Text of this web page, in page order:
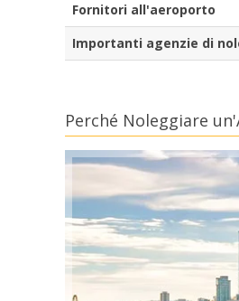
Fornitori all'aeroporto
Importanti agenzie di
Perché Noleggiare